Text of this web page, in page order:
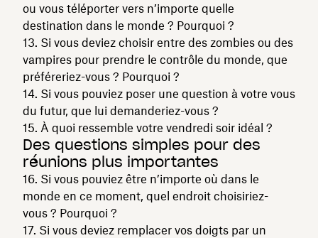
ou vous téléporter vers n’importe quelle
destination dans le monde ? Pourquoi ?
13. Si vous deviez choisir entre des zombies ou des
vampires pour prendre le contrôle du monde, que
préféreriez-vous ? Pourquoi ?
14. Si vous pouviez poser une question à votre vous
du futur, que lui demanderiez-vous ?
15. À quoi ressemble votre vendredi soir idéal ?
Des questions simples pour des
réunions plus importantes
16. Si vous pouviez être n’importe où dans le
monde en ce moment, quel endroit choisiriez-
vous ? Pourquoi ?
17. Si vous deviez remplacer vos doigts par un